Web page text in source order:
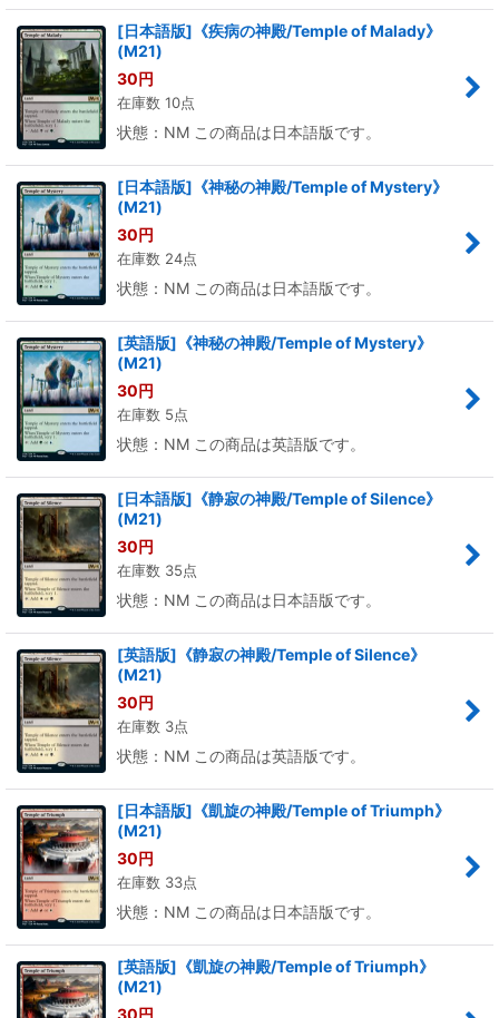
[日本語版]《疾病の神殿/Temple of Malady》
(M21)
30円
在庫数 10点
状態：NM この商品は日本語版です。
[日本語版]《神秘の神殿/Temple of Mystery》
(M21)
30円
在庫数 24点
状態：NM この商品は日本語版です。
[英語版]《神秘の神殿/Temple of Mystery》
(M21)
30円
在庫数 5点
状態：NM この商品は英語版です。
[日本語版]《静寂の神殿/Temple of Silence》
(M21)
30円
在庫数 35点
状態：NM この商品は日本語版です。
[英語版]《静寂の神殿/Temple of Silence》
(M21)
30円
在庫数 3点
状態：NM この商品は英語版です。
[日本語版]《凱旋の神殿/Temple of Triumph》
(M21)
30円
在庫数 33点
状態：NM この商品は日本語版です。
[英語版]《凱旋の神殿/Temple of Triumph》
(M21)
30円